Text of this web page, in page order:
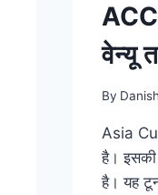
वेन्यू
By Danish
Asia
है।
है। यह